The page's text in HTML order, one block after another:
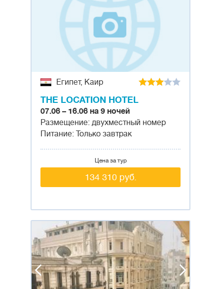
Египет, Каир
THE LOCATION HOTEL
07.06 – 16.06 на 9 ночей
Размещение: двухместный номер
Питание: Только завтрак
Цена за тур
134 310 руб.